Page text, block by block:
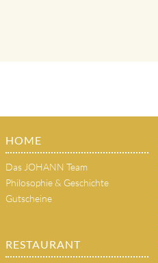
HOME
Das JOHANN Team
Philosophie & Geschichte
Gutscheine
RESTAURANT